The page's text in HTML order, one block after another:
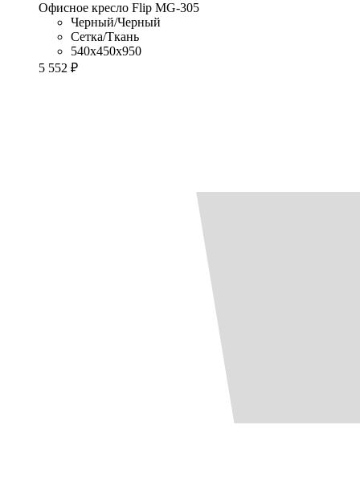
Офисное кресло Flip MG-305
Черный/Черный
Сетка/Ткань
540x450x950
5 552 ₽